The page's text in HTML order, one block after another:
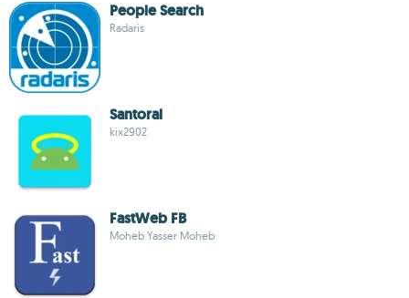
People Search
Radaris
Santoral
kix2902
FastWeb FB
Moheb Yasser Moheb